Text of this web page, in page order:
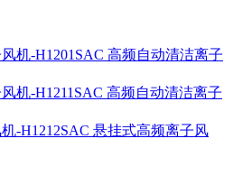
高频自动清洁离子
高频自动清洁离子
悬挂式高频离子风